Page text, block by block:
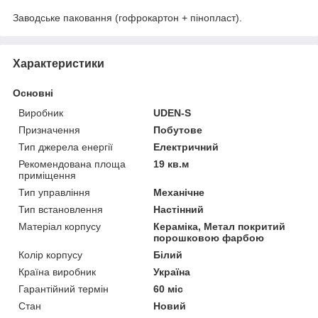
Заводське паковання (гофрокартон + пінопласт).
Характеристики
Основні
Виробник
UDEN-S
Призначення
Побутове
Тип джерела енергії
Електричний
Рекомендована площа
приміщення
19 кв.м
Тип управління
Механічне
Тип встановлення
Настінний
Матеріал корпусу
Кераміка, Метал покритий
порошковою фарбою
Колір корпусу
Білий
Країна виробник
Україна
Гарантійний термін
60 міс
Стан
Новий